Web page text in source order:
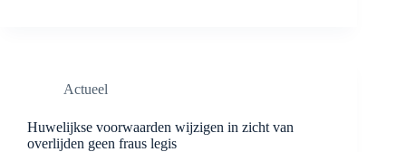
Actueel
Huwelijkse voorwaarden wijzigen in zicht van
overlijden geen fraus legis